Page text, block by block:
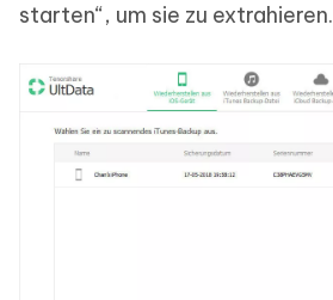
starten“, um sie zu extrahieren.